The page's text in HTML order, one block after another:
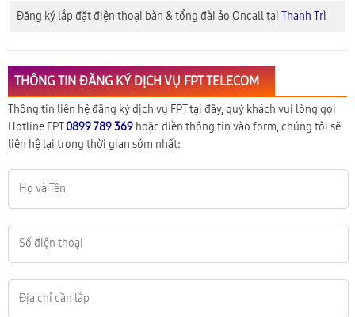
Đăng ký lắp đặt điện thoại bàn & tổng đài ảo Oncall tại Thanh Trì
THÔNG TIN ĐĂNG KÝ DỊCH VỤ FPT TELECOM
Thông tin liên hệ đăng ký dịch vụ FPT tại đây, quý khách vui lòng gọi
Hotline FPT0899 789 369 hoặc điền thông tin vào form, chúng tôi sẽ
liên hệ lại trong thời gian sớm nhất: